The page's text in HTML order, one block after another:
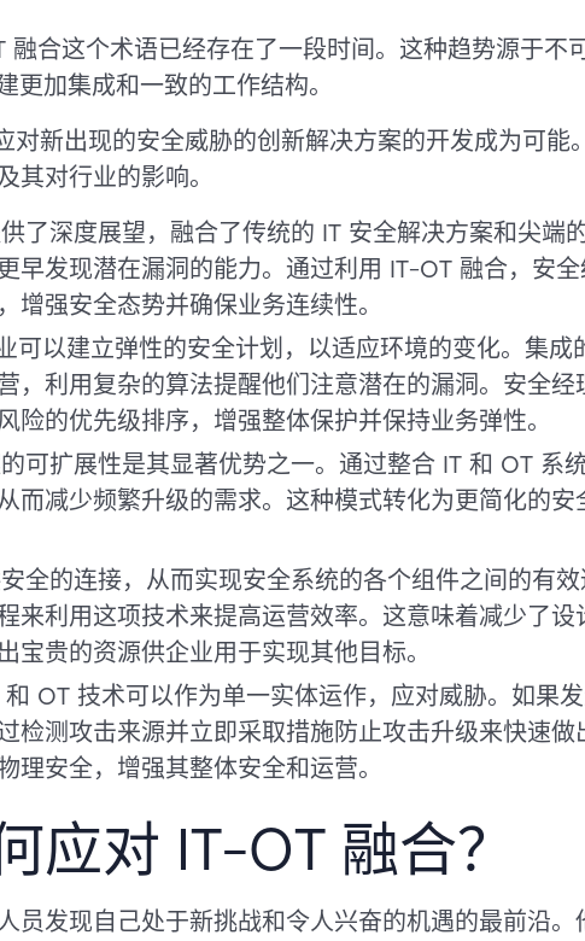
合这个术语已经存在了一段时间。这种趋势源于不
更加集成和一致的工作结构。
新出现的安全威胁的创新解决方案的开发成为可能
其对行业的影响。
了深度展望，融合了传统的 IT 安全解决方案和尖端
早发现潜在漏洞的能力。通过利用 IT-OT 融合，安
强安全态势并确保业务连续性。
可以建立弹性的安全计划，以适应环境的变化。集成
，利用复杂的算法提醒他们注意潜在的漏洞。安全经
的优先级排序，增强整体保护并保持业务弹性。
可扩展性是其显著优势之一。通过整合 IT 和 OT 系
而减少频繁升级的需求。这种模式转化为更简化的安
全的连接，从而实现安全系统的各个组件之间的有
来利用这项技术来提高运营效率。这意味着减少了设
贵的资源供企业用于实现其他目标。
和 OT 技术可以作为单一实体运作，应对威胁。如果
检测攻击来源并立即采取措施防止攻击升级来快速做
安全，增强其整体安全和运营。
应对 IT-OT 融合？
员发现自己处于新挑战和令人兴奋的机遇的最前沿。